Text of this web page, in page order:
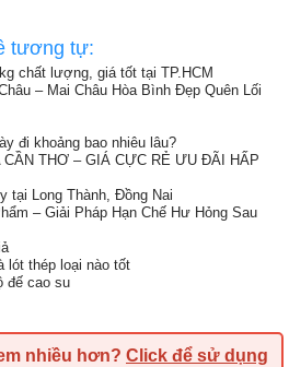
tương tự:
chất lượng, giá tốt tại TP.HCM
– Mai Châu Hòa Bình Đẹp Quên Lối
đi khoảng bao nhiêu lâu?
CẦN THƠ – GIÁ CỰC RẺ ƯU ĐÃI HẤP
tại Long Thành, Đồng Nai
– Giải Pháp Hạn Chế Hư Hỏng Sau
lót thép loại nào tốt
đế cao su
nhiều hơn? Click để sử dụng